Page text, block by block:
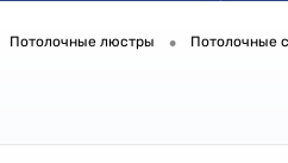
Потолочные люстры • Потолочные